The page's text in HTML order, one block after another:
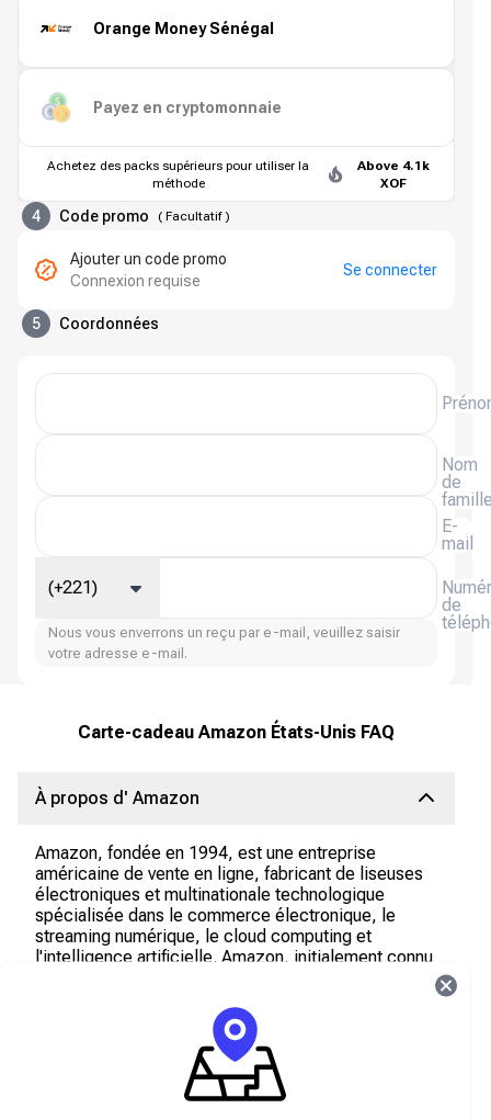
Orange Money Sénégal
Payez en cryptomonnaie
Achetez des packs supérieurs pour utiliser la
méthode
Above 4.1k
XOF
4 Code promo ( Facultatif)
Ajouter un code promo
Connexion requise
Se connecter
5 Coordonnées
Nom
de
E-
mail
de
(+221)
Nous vous enverrons un reçu par e-mail, veuillez saisir
votre adresse e-mail.
Carte-cadeau Amazon États-Unis FAQ
À propos d' Amazon
Amazon, fondée en 1994, est une entreprise
américaine de vente en ligne, fabricant de liseuses
électroniques et multinationale technologique
spécialisée dans le commerce électronique, le
streaming numérique, le cloud computing et
l'intelligence artificielle. Amazon, initialement connu
que l'habillement, la décoration et le divertissement.
Il y a quelques années, Amazon a lancé des services
d'abonnement payants: Amazon Prime et Amazon
Music. Prime permet aux membres de bénéficier de
la livraison gratuite dans le monde entier, tandis